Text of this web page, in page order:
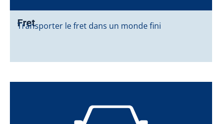
Fret
Transporter le fret dans un monde fini